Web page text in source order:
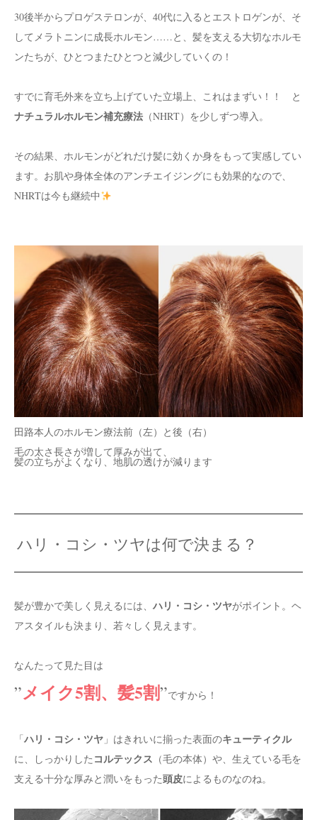
30後半からプロゲステロンが、40代に入るとエストロゲンが、そ
してメラトニンに成長ホルモン……と、髪を支える大切なホルモ
ンたちが、ひとつまたひとつと減少していくの！
すでに育毛外来を立ち上げていた立場上、これはまずい！！ と
ナチュラルホルモン補充療法 （NHRT）を少しずつ導入。
その結果、ホルモンがどれだけ髪に効くか身をもって実感してい
ます。お肌や身体全体のアンチエイジングにも効果的なので、
NHRTは今も継続中
田路本人のホルモン療法前（左）と後（右）
毛の太さ長さが増して厚みが出て、
髪の立ちがよくなり、地肌の透けが減ります
ハリ・コシ・ツヤは何で決まる？
髪が豊かで美しく見えるには、 ハリ・コシ・ツヤがポイント。ヘ
アスタイルも決まり、若々しく見えます。
なんたって見た目は
”メイク5割、髪5割”ですから！
「ハリ・コシ・ツヤ 」はきれいに揃った表面のキューティクル
に、しっかりした コルテックス （毛の本体）や、生えている毛を
支える十分な厚みと潤いをもった頭皮によるものなのね。